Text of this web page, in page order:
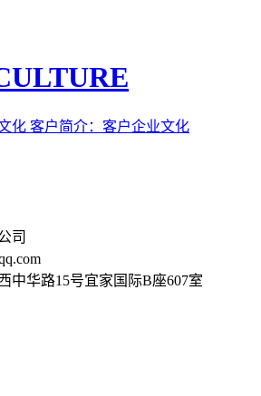
化 客户简介：客户企业文化
司
中华路15号宜家国际B座607室